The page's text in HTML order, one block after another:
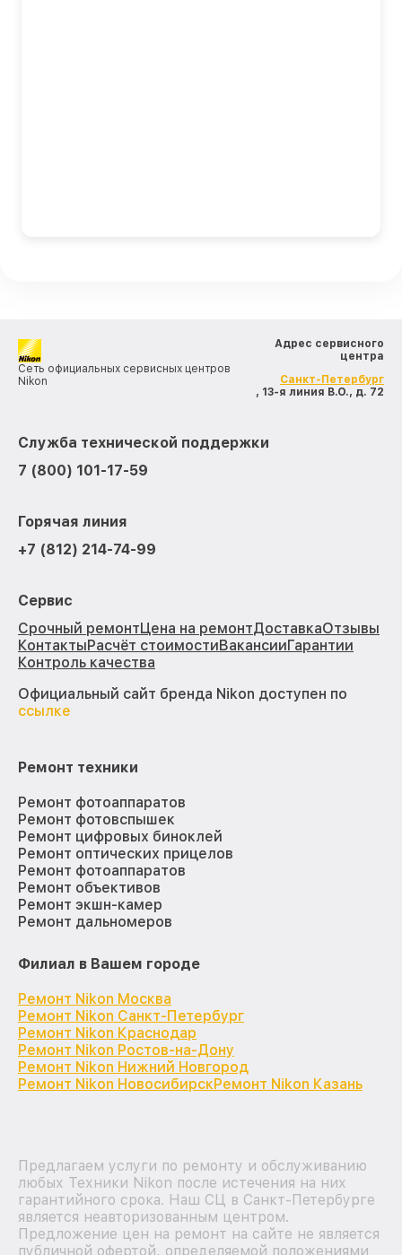
Сеть официальных сервисных центров
Nikon
Адрес сервисного
центра
Санкт-Петербург
, 13-я линия В.О., д. 72
Служба технической поддержки
7 (800) 101-17-59
Горячая линия
+7 (812) 214-74-99
Сервис
Срочный ремонтЦена на ремонтДоставкаОтзывы
КонтактыРасчёт стоимостиВакансииГарантии
Контроль качества
Официальный сайт бренда Nikon доступен по
ссылке
Ремонт техники
Ремонт фотоаппаратов
Ремонт фотовспышек
Ремонт цифровых биноклей
Ремонт оптических прицелов
Ремонт фотоаппаратов
Ремонт объективов
Ремонт экшн-камер
Ремонт дальномеров
Филиал в Вашем городе
Ремонт Nikon Москва
Ремонт Nikon Санкт-Петербург
Ремонт Nikon Краснодар
Ремонт Nikon Ростов-на-Дону
Ремонт Nikon Нижний Новгород
Ремонт Nikon НовосибирскРемонт Nikon Казань
Предлагаем услуги по ремонту и обслуживанию
любых Техники Nikon после истечения на них
гарантийного срока. Наш СЦ в Санкт-Петербурге
является неавторизованным центром.
Предложение цен на ремонт на сайте не является
публичной офертой, определяемой положениями